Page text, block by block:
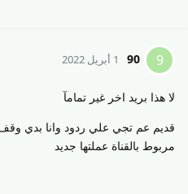
9
90 1 أبريل 2022
لا هذا بريد اخر غير تمامآ
قديم عم تجي علي ردود وانا بدي
مربوط بالقناة عملتها جديد